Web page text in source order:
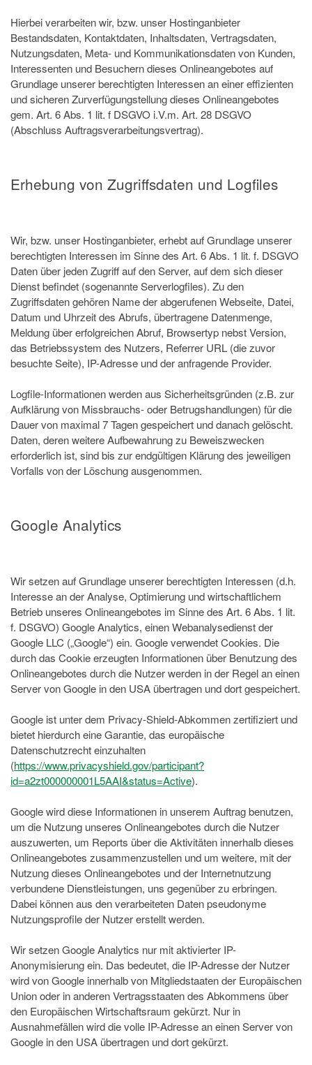
Hierbei verarbeiten wir, bzw. unser Hostinganbieter
Bestandsdaten, Kontaktdaten, Inhaltsdaten, Vertragsdaten,
Nutzungsdaten, Meta- und Kommunikationsdaten von Kunden,
Interessenten und Besuchern dieses Onlineangebotes auf
Grundlage unserer berechtigten Interessen an einer effizienten
und sicheren Zurverfügungstellung dieses Onlineangebotes
gem. Art. 6 Abs. 1 lit. f DSGVO i.V.m. Art. 28 DSGVO
(Abschluss Auftragsverarbeitungsvertrag).
Erhebung von Zugriffsdaten und Logfiles
Wir, bzw. unser Hostinganbieter, erhebt auf Grundlage unserer
berechtigten Interessen im Sinne des Art. 6 Abs. 1 lit. f. DSGVO
Daten über jeden Zugriff auf den Server, auf dem sich dieser
Dienst befindet (sogenannte Serverlogfiles). Zu den
Zugriffsdaten gehören Name der abgerufenen Webseite, Datei,
Datum und Uhrzeit des Abrufs, übertragene Datenmenge,
Meldung über erfolgreichen Abruf, Browsertyp nebst Version,
das Betriebssystem des Nutzers, Referrer URL (die zuvor
besuchte Seite), IP-Adresse und der anfragende Provider.
Logfile-Informationen werden aus Sicherheitsgründen (z.B. zur
Aufklärung von Missbrauchs- oder Betrugshandlungen) für die
Dauer von maximal 7 Tagen gespeichert und danach gelöscht.
Daten, deren weitere Aufbewahrung zu Beweiszwecken
erforderlich ist, sind bis zur endgültigen Klärung des jeweiligen
Vorfalls von der Löschung ausgenommen.
Google Analytics
Wir setzen auf Grundlage unserer berechtigten Interessen (d.h.
Interesse an der Analyse, Optimierung und wirtschaftlichem
Betrieb unseres Onlineangebotes im Sinne des Art. 6 Abs. 1 lit.
f. DSGVO) Google Analytics, einen Webanalysedienst der
Google LLC („Google“) ein. Google verwendet Cookies. Die
durch das Cookie erzeugten Informationen über Benutzung des
Onlineangebotes durch die Nutzer werden in der Regel an einen
Server von Google in den USA übertragen und dort gespeichert.
Google ist unter dem Privacy-Shield-Abkommen zertifiziert und
bietet hierdurch eine Garantie, das europäische
Datenschutzrecht einzuhalten
(https://www.privacyshield.gov/participant?
id=a2zt000000001L5AAI&status=Active).
Google wird diese Informationen in unserem Auftrag benutzen,
um die Nutzung unseres Onlineangebotes durch die Nutzer
auszuwerten, um Reports über die Aktivitäten innerhalb dieses
Onlineangebotes zusammenzustellen und um weitere, mit der
Nutzung dieses Onlineangebotes und der Internetnutzung
verbundene Dienstleistungen, uns gegenüber zu erbringen.
Dabei können aus den verarbeiteten Daten pseudonyme
Nutzungsprofile der Nutzer erstellt werden.
Wir setzen Google Analytics nur mit aktivierter IP-
Anonymisierung ein. Das bedeutet, die IP-Adresse der Nutzer
wird von Google innerhalb von Mitgliedstaaten der Europäischen
Union oder in anderen Vertragsstaaten des Abkommens über
den Europäischen Wirtschaftsraum gekürzt. Nur in
Ausnahmefällen wird die volle IP-Adresse an einen Server von
Google in den USA übertragen und dort gekürzt.